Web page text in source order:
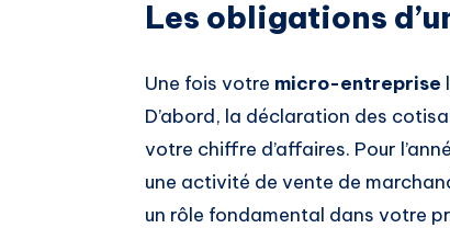
Les obligations
Une fois votre micro-entreprise
D’abord, la déclaration des
votre chiffre d’affaires. Pour
une activité de vente de
un rôle fondamental dans votre